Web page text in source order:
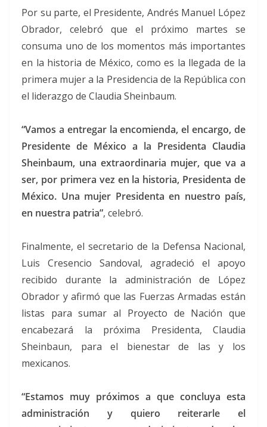
Por su parte, el Presidente, Andrés Manuel López
Obrador, celebró que el próximo martes se
consuma uno de los momentos más importantes
en la historia de México, como es la llegada de la
primera mujer a la Presidencia de la República con
el liderazgo de Claudia Sheinbaum.
“Vamos a entregar la encomienda, el encargo, de
Presidente de México a la Presidenta Claudia
Sheinbaum, una extraordinaria mujer, que va a
ser, por primera vez en la historia, Presidenta de
México. Una mujer Presidenta en nuestro país,
en nuestra patria”, celebró.
Finalmente, el secretario de la Defensa Nacional,
Luis Cresencio Sandoval, agradeció el apoyo
recibido durante la administración de López
Obrador y afirmó que las Fuerzas Armadas están
listas para sumar al Proyecto de Nación que
encabezará la próxima Presidenta, Claudia
Sheinbaun, para el bienestar de las y los
mexicanos.
“Estamos muy próximos a que concluya esta
administración y quiero reiterarle el